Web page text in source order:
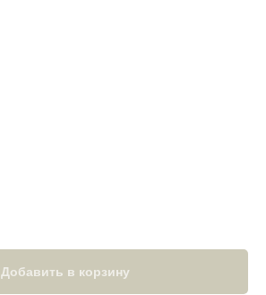
Добавить в корзину